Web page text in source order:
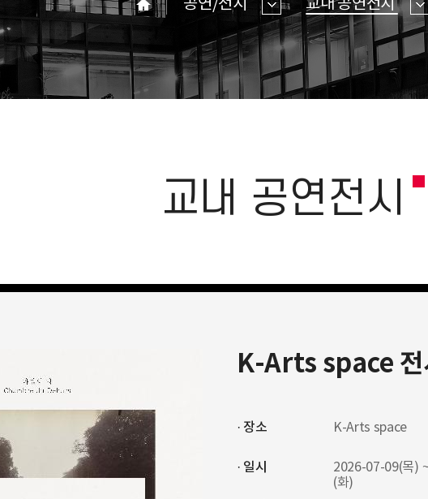
홈 공연/전시 교내 공연전시
교내 공연전시
K-Arts space 전
· 장소 K-Arts space
· 일시
2026-07-09(목)
(화)